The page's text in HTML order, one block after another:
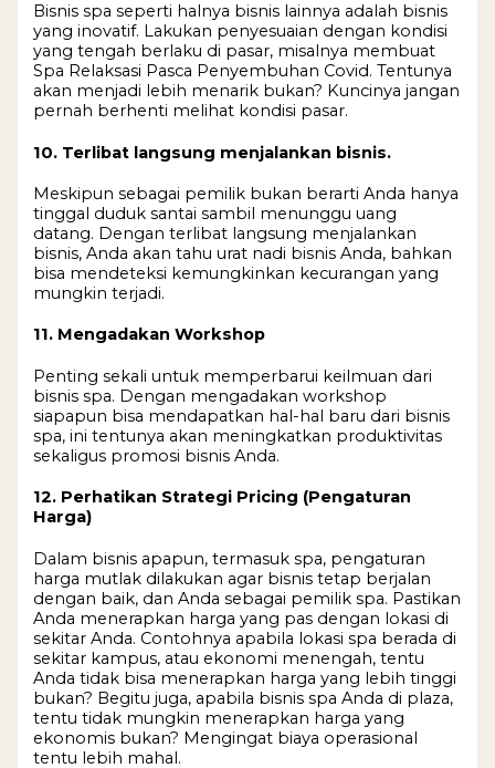
Bisnis spa seperti halnya bisnis lainnya adalah bisnis
yang inovatif. Lakukan penyesuaian dengan kondisi
yang tengah berlaku di pasar, misalnya membuat
Spa Relaksasi Pasca Penyembuhan Covid. Tentunya
akan menjadi lebih menarik bukan? Kuncinya jangan
pernah berhenti melihat kondisi pasar.
10. Terlibat langsung menjalankan bisnis.
Meskipun sebagai pemilik bukan berarti Anda hanya
tinggal duduk santai sambil menunggu uang
datang. Dengan terlibat langsung menjalankan
bisnis, Anda akan tahu urat nadi bisnis Anda, bahkan
bisa mendeteksi kemungkinkan kecurangan yang
mungkin terjadi.
11. Mengadakan Workshop
Penting sekali untuk memperbarui keilmuan dari
bisnis spa. Dengan mengadakan workshop
siapapun bisa mendapatkan hal-hal baru dari bisnis
spa, ini tentunya akan meningkatkan produktivitas
sekaligus promosi bisnis Anda.
12. Perhatikan Strategi Pricing (Pengaturan
Harga)
Dalam bisnis apapun, termasuk spa, pengaturan
harga mutlak dilakukan agar bisnis tetap berjalan
dengan baik, dan Anda sebagai pemilik spa. Pastikan
Anda menerapkan harga yang pas dengan lokasi di
sekitar Anda. Contohnya apabila lokasi spa berada di
sekitar kampus, atau ekonomi menengah, tentu
Anda tidak bisa menerapkan harga yang lebih tinggi
bukan? Begitu juga, apabila bisnis spa Anda di plaza,
tentu tidak mungkin menerapkan harga yang
ekonomis bukan? Mengingat biaya operasional
tentu lebih mahal.